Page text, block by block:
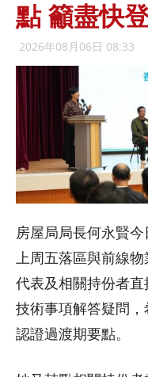
點 籲盡快
2026年08月06日 08:33
房屋局局長何永賢
上周五落區與前線
代表及相關持份者
技術事項解答疑問
認證過渡期要點。